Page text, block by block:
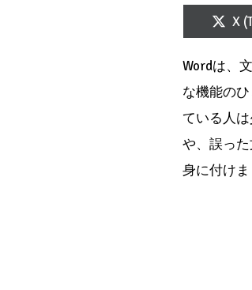
on
X
Wordは、
な機能の
ている人
や、誤っ
身に付けま